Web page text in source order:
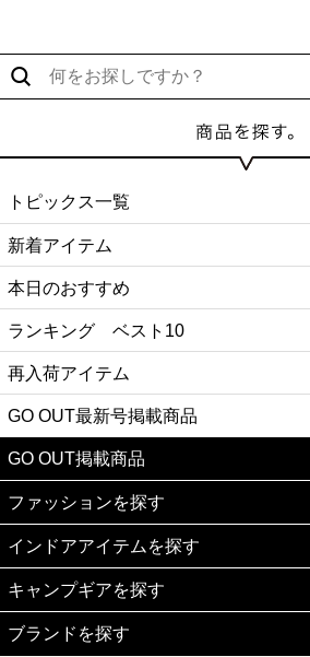
トピックス一覧
新着アイテム
本日のおすすめ
ランキング ベスト10
再入荷アイテム
GO OUT最新号掲載商品
GO OUT掲載商品
ファッションを探す
インドアアイテムを探す
キャンプギアを探す
ブランドを探す